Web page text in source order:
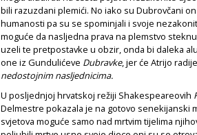
bili razuzdani plemići. No iako su Dubrovčani
humanosti pa su se spominjali i svoje
moguće da nasljedna prava na plemstvo
uzeli te pretpostavke u obzir, onda bi daleka
one iz Gundulićeve Dubravke,jer će Atrijo
nedostojnim nasljednicima.
U posljednjoj hrvatskoj režiji Shakespeareovih
Delmestre pokazala je na gotovo senekijanski
svjetova moguće samo nad mrtvim tijelima